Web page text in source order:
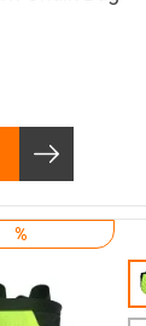
%